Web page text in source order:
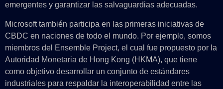
emergentes y garantizar las salvaguardias adecuadas.
Microsoft también participa en las primeras iniciativas de
CBDC en naciones de todo el mundo. Por ejemplo, somos
miembros del Ensemble Project, el cual fue propuesto por la
Autoridad Monetaria de Hong Kong (HKMA), que tiene
como objetivo desarrollar un conjunto de estándares
industriales para respaldar la interoperabilidad entre las